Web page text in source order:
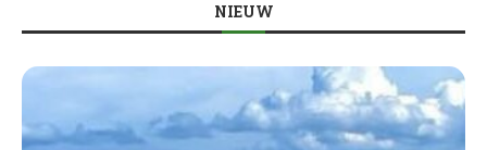
NIEUW